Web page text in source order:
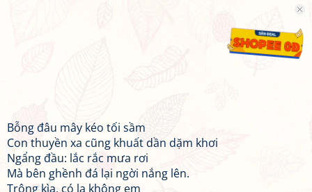
Bỗng đâu mây kéo tối sầm
Con thuyền xa cũng khuất dần dặm khơi
Ngẩng đầu: lắc rắc mưa rơi
Mà bên ghềnh đá lại ngời nắng lên.
Trông kìa, có lạ không em